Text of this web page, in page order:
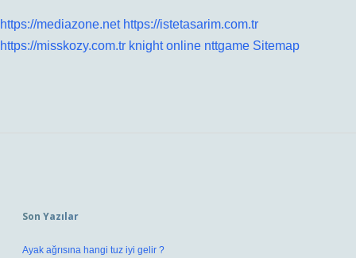
https://mediazone.net https://istetasarim.com.tr
https://misskozy.com.tr knight online nttgame Sitemap
Son Yazılar
Ayak ağrısına hangi tuz iyi gelir ?